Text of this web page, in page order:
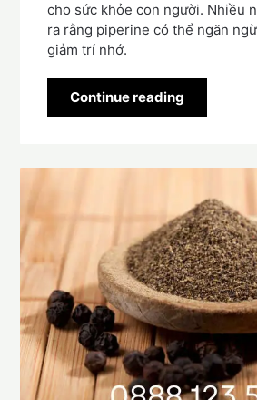
cho sức khỏe con người. Nhiều
ra rằng piperine có thể ngăn
giảm trí nhớ.
Continue reading